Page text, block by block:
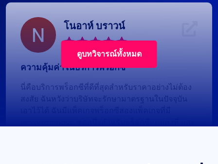
โนอาห์ บราวน์
ความคุ้มค่าในบริการพร็อกซี
นี่คือบริการพร็อกซีที่ดีที่สุดสำหรับราคาอย่างไม่ต้อง
สงสัย ฉันหวังว่าบริษัทจะรักษามาตรฐานในปัจจุบัน
ดูบทวิจารณ์ทั้งหมด